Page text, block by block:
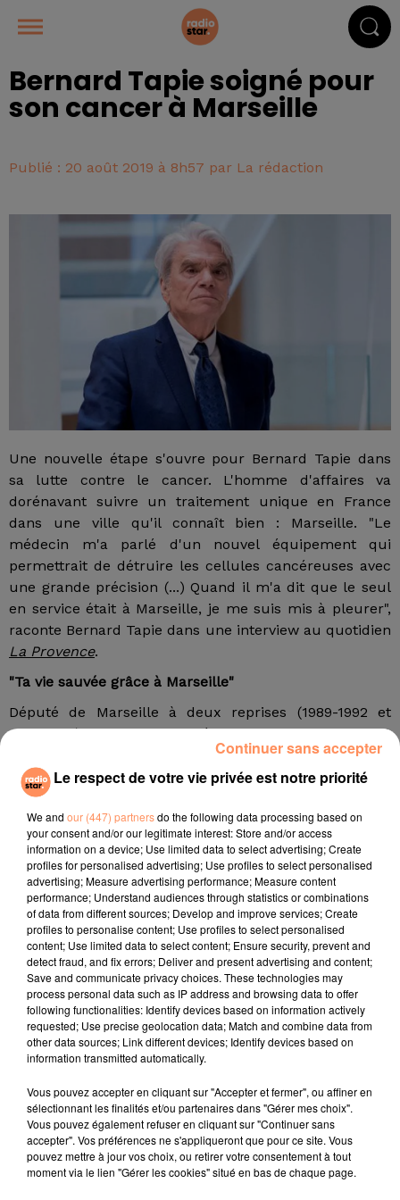
Bernard Tapie soigné pour
son cancer à Marseille
Publié : 20 août 2019 à 8h57 par La rédaction
Une nouvelle étape s'ouvre pour Bernard Tapie dans
sa lutte contre le cancer. L'homme d'affaires va
dorénavant suivre un traitement unique en France
dans une ville qu'il connaît bien : Marseille. "Le
médecin m'a parlé d'un nouvel équipement qui
permettrait de détruire les cellules cancéreuses avec
une grande précision (...) Quand il m'a dit que le seul
en service était à Marseille, je me suis mis à pleurer",
raconte Bernard Tapie dans une interview au quotidien
La Provence.
"Ta vie sauvée grâce à Marseille"
Député de Marseille à deux reprises (1989-1992 et
1993-1996) et bien sûr président de l'OM dans les
années 80-90, l'ancien ministre de la Ville de François
Mitterrand reste très attaché à la cité phocéenne où il
est d'ailleurs actionnaire majoritaire du quotidien local
La Provence. "L'idée que tu vas avoir ta vie sauvée
grâce à Marseille, quand tu vois ce que les Marseillais
m'ont donné ces deux dernières années encore, ça
m'a bouleversé", a-t-il déclaré chez nos confrères.
fil actus
4 juillet 2022
Radio Star Live avec Dadju
27 juin 2022
Marseille : une application pour mettre en
relation extras et...
27 juin 2022
Le cocholed pour jouer à la pétanque
jusqu'au bout de la nuit !
10 mai 2022
Toulon : des quais électrifiés pour 2023 !
Le respect de votre vie privée est notre priorité
We and our (447) partnersdo the following data processing based on
your consent and/or our legitimate interest: Store and/or access
information on a device; Use limited data to select advertising; Create
profiles for personalised advertising; Use profiles to select personalised
advertising; Measure advertising performance; Measure content
performance; Understand audiences through statistics or combinations
of data from different sources; Develop and improve services; Create
profiles to personalise content; Use profiles to select personalised
content; Use limited data to select content; Ensure security, prevent and
detect fraud, and fix errors; Deliver and present advertising and content;
Save and communicate privacy choices. These technologies may
process personal data such as IP address and browsing data to offer
following functionalities: Identify devices based on information actively
requested; Use precise geolocation data; Match and combine data from
other data sources; Link different devices; Identify devices based on
information transmitted automatically.
Vous pouvez accepter en cliquant sur "Accepter et fermer", ou affiner en
sélectionnant les finalités et/ou partenaires dans "Gérer mes choix".
Vous pouvez également refuser en cliquant sur "Continuer sans
accepter". Vos préférences ne s'appliqueront que pour ce site. Vous
pouvez mettre à jour vos choix, ou retirer votre consentement à tout
moment via le lien "Gérer les cookies" situé en bas de chaque page.
Continuer sans accepter